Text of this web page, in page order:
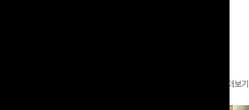
더보기